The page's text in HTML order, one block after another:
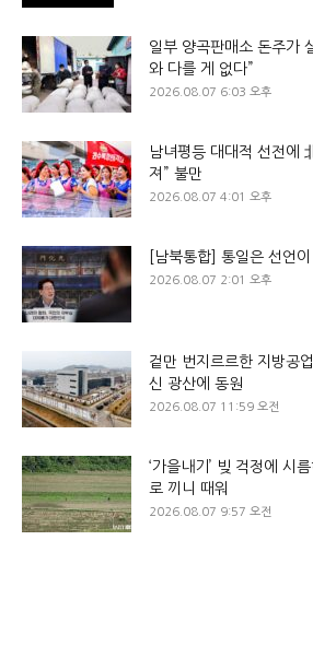
일부 양곡판매소 돈주가
와 다를 게 없다”
2026.08.07 6:03 오후
남녀평등 대대적 선전에
져” 불만
2026.08.07 4:01 오후
[남북통합] 통일은 선언
2026.08.07 2:01 오후
겉만 번지르르한 지방공
신 광산에 동원
2026.08.07 11:59 오전
‘가을내기’ 빚 걱정에 시
로 끼니 때워
2026.08.07 9:57 오전